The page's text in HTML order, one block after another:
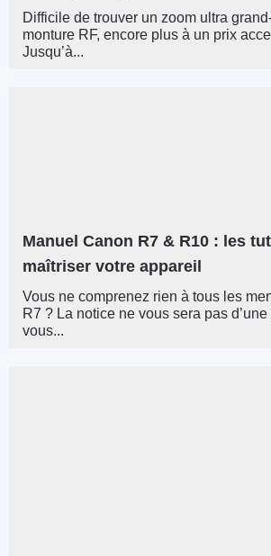
Difficile de trouver un zoom ultra
monture RF, encore plus à un prix
Jusqu’à...
Manuel Canon R7 & R10 : les
maîtriser votre appareil
Vous ne comprenez rien à tous les
R7 ? La notice ne vous sera pas
vous...